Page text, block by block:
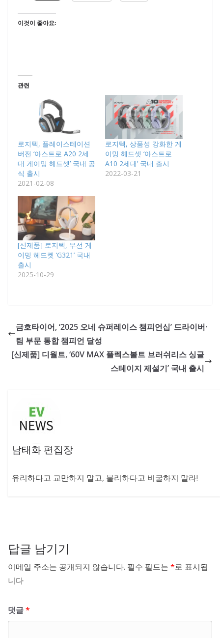
이것이 좋아요:
관련
로지텍, 플레이스테이션
버전 ‘아스트로 A20 2세
대 게이밍 헤드셋’ 국내 공
식 출시
2021-02-08
로지텍, 상품성 강화한 게
이밍 헤드셋 ‘아스트로
A10 2세대’ 국내 출시
2022-03-21
[신제품] 로지텍, 무선 게
이밍 헤드켓 ‘G321’ 국내
출시
2025-10-29
금호타이어, ‘2025 오네 슈퍼레이스 챔피언십’ 드라이버·
팀 부문 통합 챔피언 달성
[신제품] 디월트, ‘60V MAX 플렉스볼트 브러쉬리스 싱글
스테이지 제설기’ 국내 출시
남태화 편집장
유리하다고 교만하지 말고, 불리하다고 비굴하지 말라!
답글 남기기
이메일 주소는 공개되지 않습니다. 필수 필드는 *로 표시됩
니다
댓글*